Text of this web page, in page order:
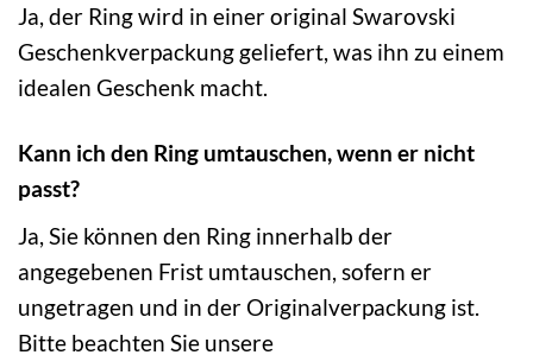
Ja, der Ring wird in einer original Swarovski
Geschenkverpackung geliefert, was ihn zu einem
idealen Geschenk macht.
Kann ich den Ring umtauschen, wenn er nicht
passt?
Ja, Sie können den Ring innerhalb der
angegebenen Frist umtauschen, sofern er
ungetragen und in der Originalverpackung ist.
Bitte beachten Sie unsere